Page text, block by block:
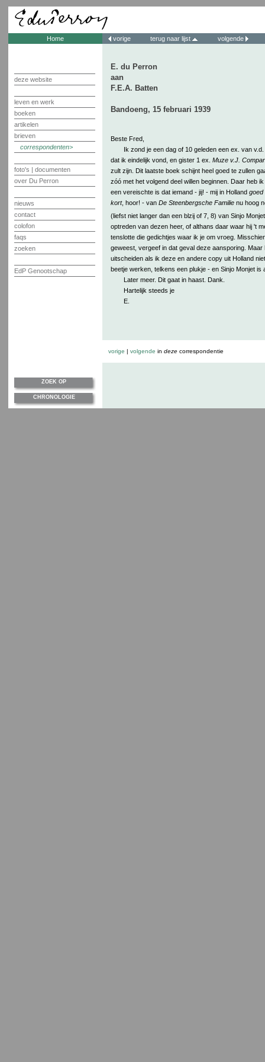
Home
deze website
leven en werk
boeken
artikelen
brieven
correspondenten
foto's | documenten
over Du Perron
nieuws
contact
colofon
faqs
zoeken
EdP Genootschap
vorige terug naar lijst volgende
E. du Perron
aan
F.E.A. Batten
Bandoeng, 15 februari 1939
Beste Fred,
Ik zond je een dag of 10 geleden een ex. van
dat ik eindelijk vond, en gister 1 ex. Muze v.J.
zult zijn. Dit laatste boek schijnt heel goed te zullen
zóó met het volgend deel willen beginnen. Daar heb
een vereischte is dat iemand - jij! - mij in Holland goed
kort, hoor! - van De Steenbergsche Familienu hoog
(liefst niet langer dan een blzij of 7, 8) van Sinjo Monjet
optreden van dezen heer, of althans daar waar hij 't
tenslotte die gedichtjes waar ik je om vroeg.
geweest, vergeef in dat geval deze aansporing.
uitscheiden als ik deze en andere copy uit Holland
beetje werken, telkens een plukje - en Sinjo Monjet is
Later meer. Dit gaat in haast. Dank.
Hartelijk steeds je
E.
vorige | volgende in dezecorrespondentie
ZOEK OP
CHRONOLOGIE